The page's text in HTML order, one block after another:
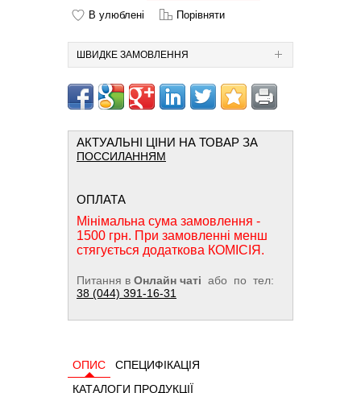
В улюблені Порівняти
ШВИДКЕ ЗАМОВЛЕННЯ
АКТУАЛЬНІ ЦІНИ НА ТОВАР ЗА
ПОССИЛАННЯМ
ОПЛАТА
Мінімальна сума замовлення -
1500 грн. При замовленні менш
стягується додаткова КОМІСІЯ.
Питання в Онлайн чаті або по тел:
38 (044) 391-16-31
ОПИС
СПЕЦИФІКАЦІЯ
КАТАЛОГИ ПРОДУКЦІЇ